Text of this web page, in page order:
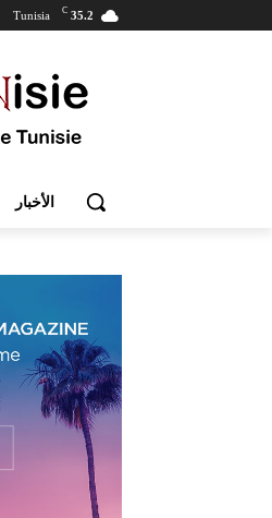
35.2
C
Tunisia
الأخبار